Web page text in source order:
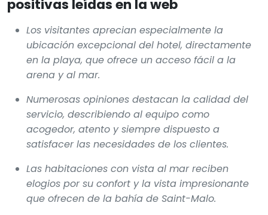
positivas leídas en la web
Los visitantes aprecian especialmente la
ubicación excepcional del hotel, directamente
en la playa, que ofrece un acceso fácil a la
arena y al mar.
Numerosas opiniones destacan la calidad del
servicio, describiendo al equipo como
acogedor, atento y siempre dispuesto a
satisfacer las necesidades de los clientes.
Las habitaciones con vista al mar reciben
elogios por su confort y la vista impresionante
que ofrecen de la bahía de Saint-Malo.